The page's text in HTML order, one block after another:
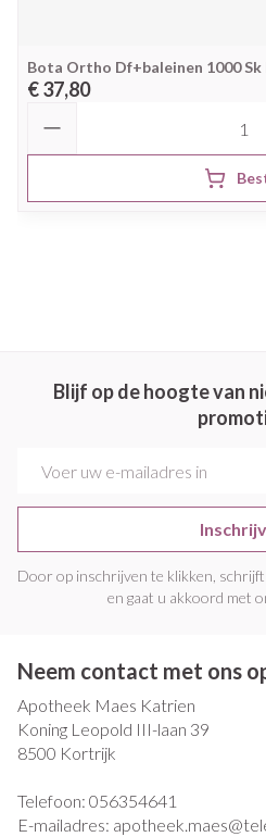
Bota Ortho Df+baleinen 1000 Sk
€ 37,80
Blijf op de hoogte van
Door op inschrijven te klikken,
en gaat u akkoord met
Neem contact met ons
Apotheek Maes Katrien
Koning Leopold III-laan 39
8500 Kortrijk
Telefoon: 056354641
E-mailadres: apotheek.maes@